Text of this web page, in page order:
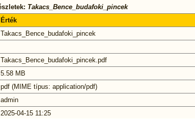
Takacs_Bence_budafoki_pincek
Érték
Takacs_Bence_budafoki_pincek
Takacs_Bence_budafoki_pincek.pdf
5.58 MB
pdf (MIME típus: application/pdf)
admin
2025-04-15 11:25